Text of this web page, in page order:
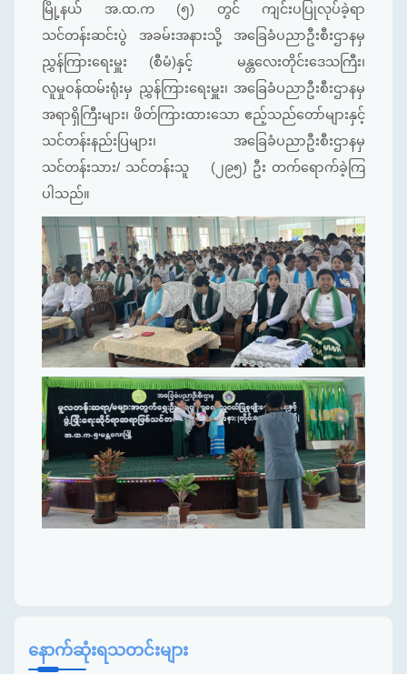
မြို့နယ် အ.ထ.က (၅) တွင် ကျင်းပပြုလုပ်ခဲ့ရာ
သင်တန်းဆင်းပွဲ အခမ်းအနားသို့ အခြေခံပညာဦးစီးဌာနမှ
ညွှန်ကြားရေးမှူး (စီမံ)နှင့် မန္တလေးတိုင်းဒေသကြီး၊
လူမှုဝန်ထမ်းရုံးမှ ညွှန်ကြားရေးမှူး၊ အခြေခံပညာဦးစီးဌာနမှ
အရာရှိကြီးများ၊ ဖိတ်ကြားထားသော ဧည့်သည်တော်များနှင့်
သင်တန်းနည်းပြများ၊ အခြေခံပညာဦးစီးဌာနမှ
သင်တန်းသား/ သင်တန်းသူ (၂၉၅) ဦး တက်ရောက်ခဲ့ကြ
ပါသည်။
နောက်ဆုံးရသတင်းများ